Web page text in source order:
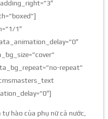
1″
repeat”
hào của phụ nữ cả nước,